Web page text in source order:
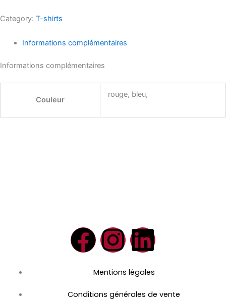
Category: T-shirts
Informations complémentaires
Informations complémentaires
Couleur
rouge, bleu,
F
a
c
I
n
s
L
i
n
Mentions légales
Conditions générales de vente